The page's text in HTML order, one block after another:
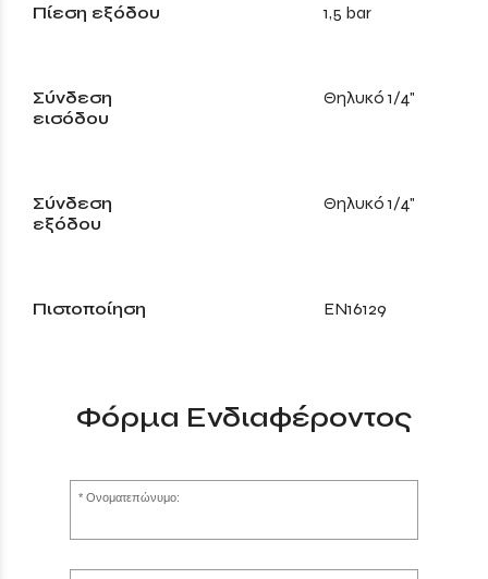
Πίεση εξόδου 1,5 bar
Σύνδεση
εισόδου
Θηλυκό 1/4"
Σύνδεση
εξόδου
Θηλυκό 1/4"
Πιστοποίηση EN16129
Φόρμα Ενδιαφέροντος
Ονοματεπώνυμο: